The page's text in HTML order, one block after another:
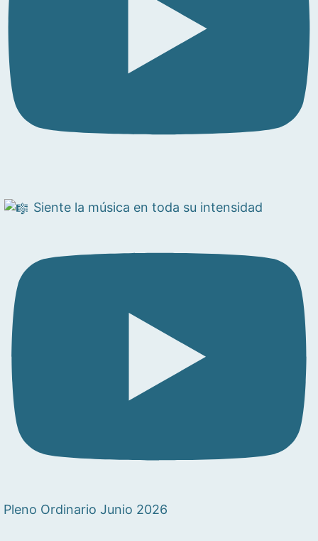
Siente la música en toda su intensidad
Pleno Ordinario Junio 2026